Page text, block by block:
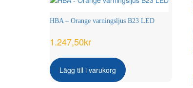
HBA – Orange varningsljus B23 LED
1.247,50kr
Lägg till i varukorg